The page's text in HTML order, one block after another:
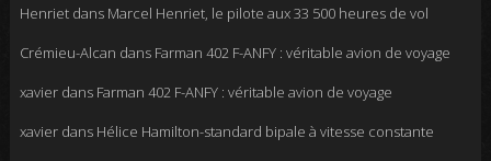
Henrietdans Marcel Henriet, le pilote aux 33 500 heures de vol
Crémieu-Alcan dans Farman 402 F-ANFY : véritable avion de voyage
xavierdans Farman 402 F-ANFY : véritable avion de voyage
xavierdans Hélice Hamilton-standard bipale à vitesse constante